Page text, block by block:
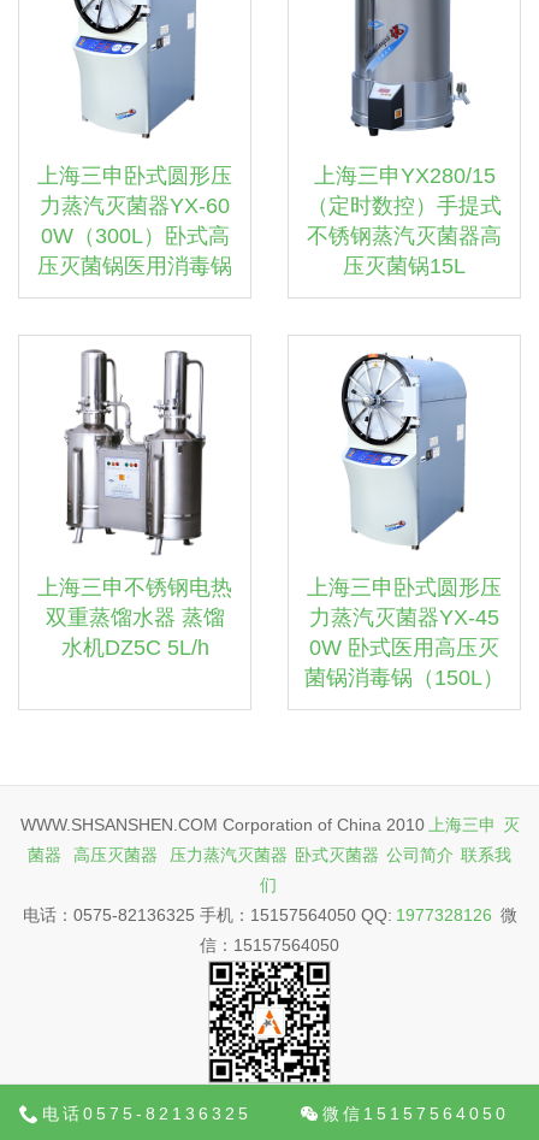
上海三申卧式圆形压
力蒸汽灭菌器YX-60
0W（300L）卧式高
压灭菌锅医用消毒锅
上海三申YX280/15
（定时数控）手提式
不锈钢蒸汽灭菌器高
压灭菌锅15L
上海三申不锈钢电热
双重蒸馏水器 蒸馏
水机DZ5C 5L/h
上海三申卧式圆形压
力蒸汽灭菌器YX-45
0W 卧式医用高压灭
菌锅消毒锅（150L）
WWW.SHSANSHEN.COM Corporation of China 2010 上海三申
灭
菌器
高压灭菌器 压力蒸汽灭菌器 卧式灭菌器 公司简介 联系我
们
电话：0575-82136325 手机：15157564050 QQ: 1977328126 微
信：15157564050
电话0575-82136325 微信15157564050